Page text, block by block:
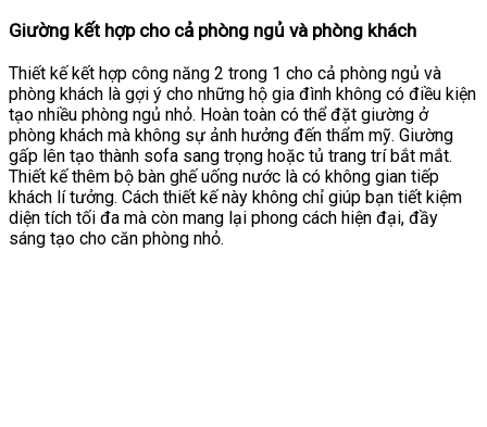
Giường kết hợp cho cả phòng ngủ và phòng khách
Thiết kế kết hợp công năng 2 trong 1 cho cả phòng ngủ và
phòng khách là gợi ý cho những hộ gia đình không có điều kiện
tạo nhiều phòng ngủ nhỏ. Hoàn toàn có thể đặt giường ở
phòng khách mà không sự ảnh hưởng đến thẩm mỹ. Giường
gấp lên tạo thành sofa sang trọng hoặc tủ trang trí bắt mắt.
Thiết kế thêm bộ bàn ghế uống nước là có không gian tiếp
khách lí tưởng. Cách thiết kế này không chỉ giúp bạn tiết kiệm
diện tích tối đa mà còn mang lại phong cách hiện đại, đầy
sáng tạo cho căn phòng nhỏ.